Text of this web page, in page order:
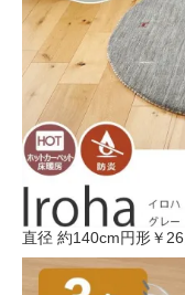
直径 約140cm円形￥